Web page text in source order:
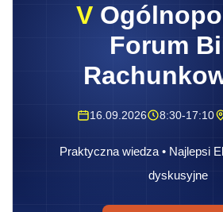
V
Forum
16.09.2026 8:30-17:10
Praktyczna wiedza • Najlepsi
dyskusyjne